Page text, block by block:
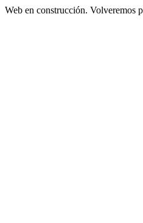
Web en construcción. Volveremos